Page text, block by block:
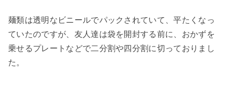
麺類は透明なビニールでパックされていて、平たくなっ
ていたのですが、友人達は袋を開封する前に、おかずを
乗せるプレートなどで二分割や四分割に切っておりまし
た。